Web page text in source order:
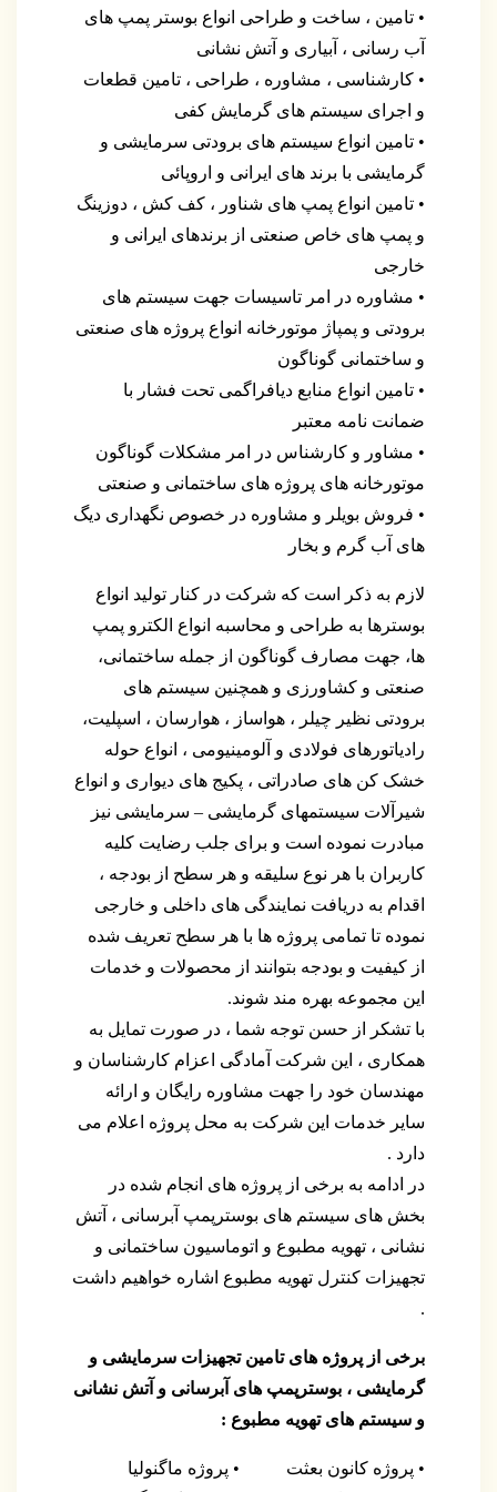
• تامین ، ساخت و طراحی انواع بوستر پمپ های
آب رسانی ، آبیاری و آتش نشانی
• کارشناسی ، مشاوره ، طراحی ، تامین قطعات
و اجرای سیستم های گرمایش کفی
• تامین انواع سیستم های برودتی سرمایشی و
گرمایشی با برند های ایرانی و اروپائی
• تامین انواع پمپ های شناور ، کف کش ، دوزینگ
و پمپ های خاص صنعتی از برندهای ایرانی و
خارجی
• مشاوره در امر تاسیسات جهت سیستم های
برودتی و پمپاژ موتورخانه انواع پروژه های صنعتی
و ساختمانی گوناگون
• تامین انواع منابع دیافراگمی تحت فشار با
ضمانت نامه معتبر
• مشاور و کارشناس در امر مشکلات گوناگون
موتورخانه های پروژه های ساختمانی و صنعتی
• فروش بویلر و مشاوره در خصوص نگهداری دیگ
های آب گرم و بخار
لازم به ذکر است که شرکت در کنار تولید انواع
بوسترها به طراحی و محاسبه انواع الکترو پمپ
ها، جهت مصارف گوناگون از جمله ساختمانی،
صنعتی و کشاورزی و همچنین سیستم های
برودتی نظیر چیلر ، هواساز ، هوارسان ، اسپلیت،
رادیاتورهای فولادی و آلومینیومی ، انواع حوله
خشک کن های صادراتی ، پکیج های دیواری و انواع
شیرآلات سیستمهای گرمایشی – سرمایشی نیز
مبادرت نموده است و برای جلب رضایت کلیه
کاربران با هر نوع سلیقه و هر سطح از بودجه ،
اقدام به دریافت نمایندگی های داخلی و خارجی
نموده تا تمامی پروژه ها با هر سطح تعریف شده
از کیفیت و بودجه بتوانند از محصولات و خدمات
این مجموعه بهره مند شوند.
با تشکر از حسن توجه شما ، در صورت تمایل به
همکاری ، این شرکت آمادگی اعزام کارشناسان و
مهندسان خود را جهت مشاوره رایگان و ارائه
سایر خدمات این شرکت به محل پروژه اعلام می
دارد .
در ادامه به برخی از پروژه های انجام شده در
بخش های سیستم های بوسترپمپ آبرسانی ، آتش
نشانی ، تهویه مطبوع و اتوماسیون ساختمانی و
تجهیزات کنترل تهویه مطبوع اشاره خواهیم داشت
.
برخی از پروژه های تامین تجهیزات سرمایشی و
گرمایشی ، بوسترپمپ های آبرسانی و آتش نشانی
و سیستم های تهویه مطبوع :
• پروژه کانون بعثت
• پروژه ماگنولیا